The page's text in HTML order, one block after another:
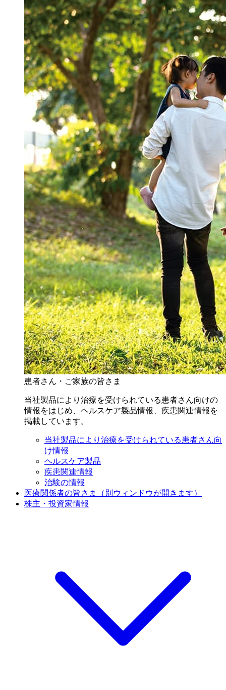
患者さん・ご家族の皆さま
当社製品により治療を受けられている患者さん向けの
情報をはじめ、ヘルスケア製品情報、疾患関連情報を
掲載しています。
当社製品により治療を受けられている患者さん向
け情報
ヘルスケア製品
疾患関連情報
治験の情報
医療関係者の皆さま
（別ウィンドウが開きます）
株主・投資家情報